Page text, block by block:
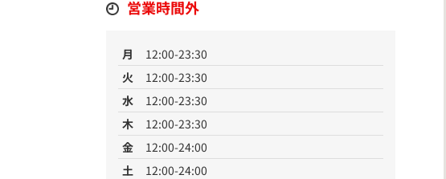
営業時間外
月
12:00-23:30
火
12:00-23:30
水
12:00-23:30
木
12:00-23:30
金
12:00-24:00
土
12:00-24:00